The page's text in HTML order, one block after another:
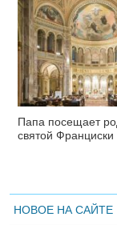
Папа посещает
святой
НОВОЕ НА САЙТЕ